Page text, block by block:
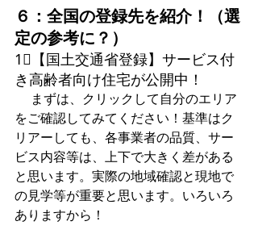
６：全国の登録先を紹介！（選
定の参考に？）
1⃣【国土交通省登録】サービス付
き高齢者向け住宅が公開中！
まずは、クリックして自分のエリア
をご確認してみてください！基準はク
リアーしても、各事業者の品質、サー
ビス内容等は、上下で大きく差がある
と思います。実際の地域確認と現地で
の見学等が重要と思います。いろいろ
ありますから！